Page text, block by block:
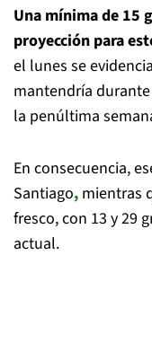
Una mínima de 15
proyección para
el lunes se
mantendría
la penúltima
En consecuencia,
Santiago, mientras
fresco, con 13 y 29
actual.